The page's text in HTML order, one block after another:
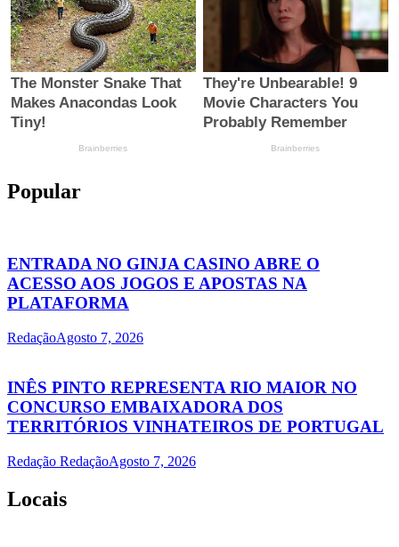
Popular
ENTRADA NO GINJA CASINO ABRE O
ACESSO AOS JOGOS E APOSTAS NA
PLATAFORMA
RedaçãoAgosto 7, 2026
INÊS PINTO REPRESENTA RIO MAIOR NO
CONCURSO EMBAIXADORA DOS
TERRITÓRIOS VINHATEIROS DE PORTUGAL
Redação RedaçãoAgosto 7, 2026
Locais